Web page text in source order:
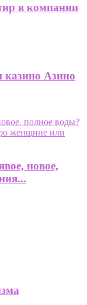
в компании
казино Азино
новое,